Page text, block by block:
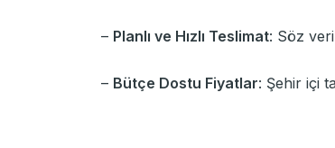
– Planlı ve Hızlı Teslimat: Söz
– Bütçe Dostu Fiyatlar: Şehir içi